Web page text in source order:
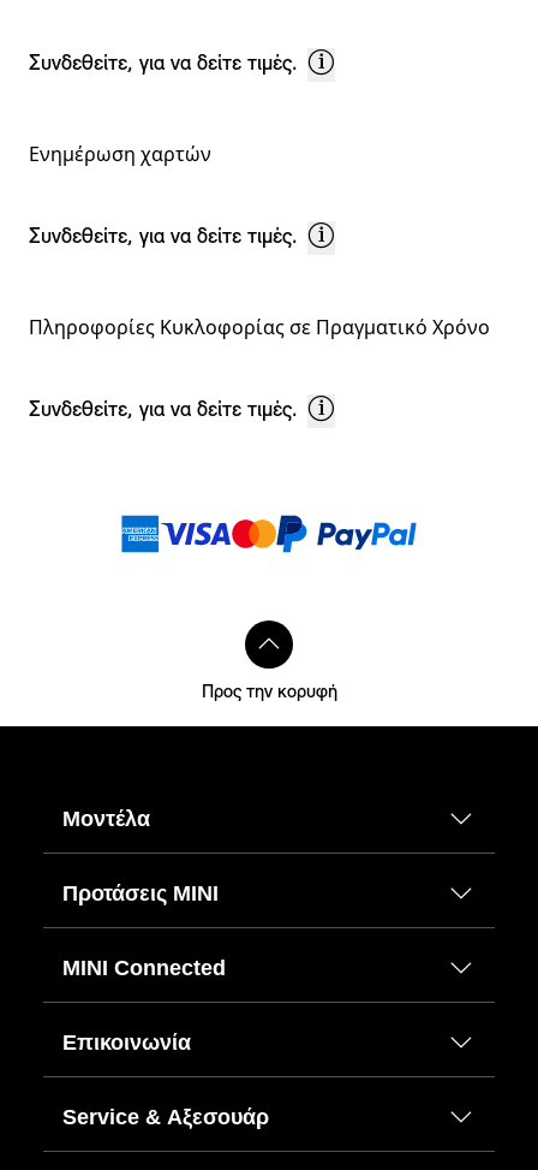
Συνδεθείτε, για να δείτε τιμές.
Ενημέρωση χαρτών
Συνδεθείτε, για να δείτε τιμές.
Πληροφορίες Κυκλοφορίας σε Πραγματικό Χρόνο
Συνδεθείτε, για να δείτε τιμές.
Μέθοδοι πληρωμής